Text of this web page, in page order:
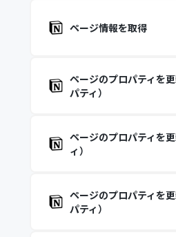
ページ情報を取得
ページのプロパティを
パティ）
ページのプロパティを
ィ）
ページのプロパティを
パティ）